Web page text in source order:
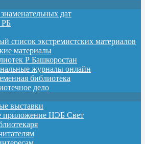
дат
список экстремистских материалов
материалы
Р Башкоростан
журналы онлайн
библиотека
дело
выставки
приложение НЭБ Свет